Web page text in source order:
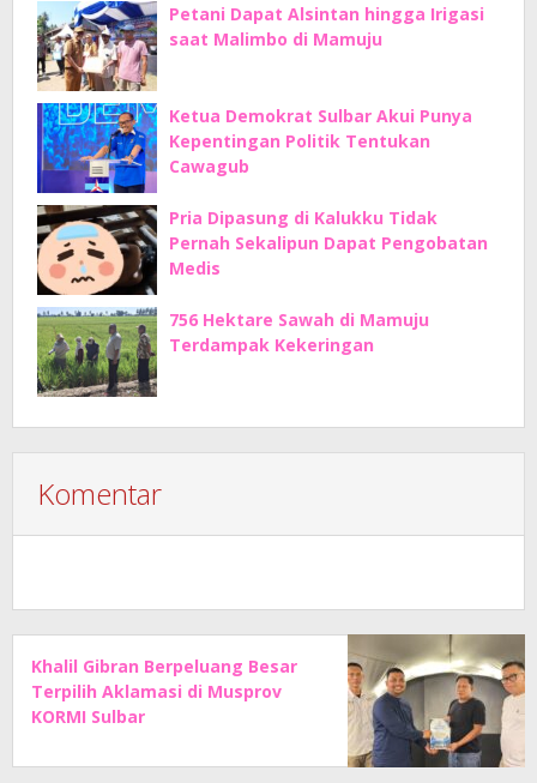
Petani Dapat Alsintan hingga Irigasi
saat Malimbo di Mamuju
Ketua Demokrat Sulbar Akui Punya
Kepentingan Politik Tentukan
Cawagub
Pria Dipasung di Kalukku Tidak
Pernah Sekalipun Dapat Pengobatan
Medis
756 Hektare Sawah di Mamuju
Terdampak Kekeringan
Komentar
Khalil Gibran Berpeluang Besar
Terpilih Aklamasi di Musprov
KORMI Sulbar